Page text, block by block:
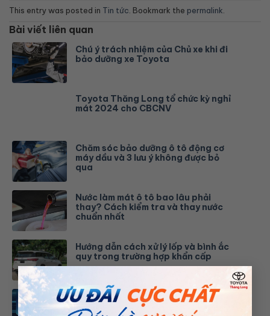
×
This entry was posted in Tin tức . Bookmark the permalink
Bài viết liên quan
Chú ý trách nhiệm của Chủ xe khi đi
bảo dưỡng xe Toyota
Toyota Thăng Long tổ chức kỳ nghỉ
mát 2024 cho CBCNV
Chăm sóc bảo dưỡng ô tô động cơ
máy dầu và 3 lưu ý không được bỏ
qua
Nước làm mát ô tô bao lâu phải
thay? Cách kiểm tra và thay nước
chuẩn nhất
Hướng dẫn cách xử lý lốp và bình ắc
quy trong trường hợp khẩn cấp
Toyota Việt Nam tổng kết thành
tựu 6 tháng đầu năm 2023